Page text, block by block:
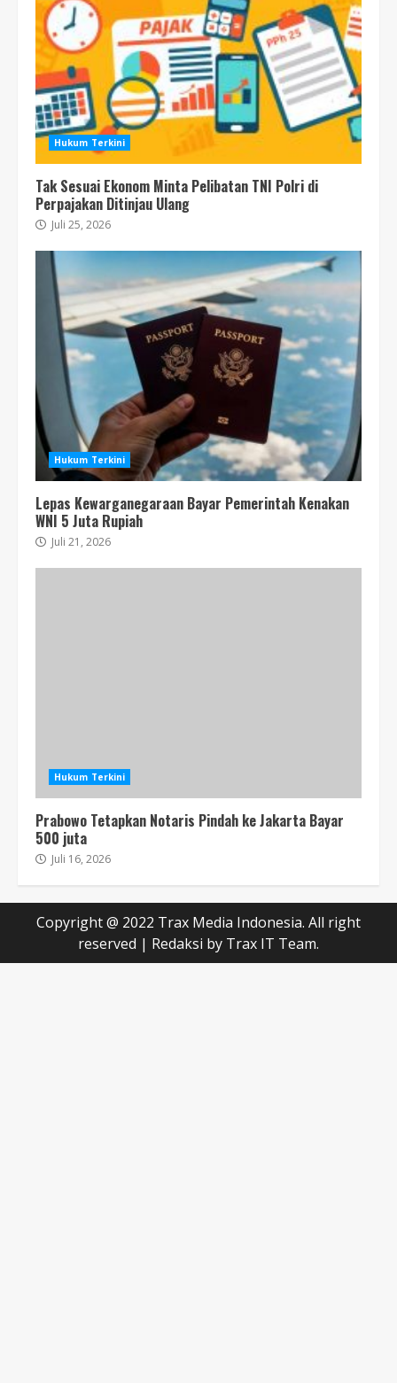
Hukum Terkini
Tak Sesuai Ekonom Minta Pelibatan TNI Polri di
Perpajakan Ditinjau Ulang
Juli 25, 2026
Hukum Terkini
Lepas Kewarganegaraan Bayar Pemerintah Kenakan
WNI 5 Juta Rupiah
Juli 21, 2026
Hukum Terkini
Prabowo Tetapkan Notaris Pindah ke Jakarta Bayar
500 juta
Juli 16, 2026
Copyright @ 2022 Trax Media Indonesia. All right
reserved | Redaksi by Trax IT Team.